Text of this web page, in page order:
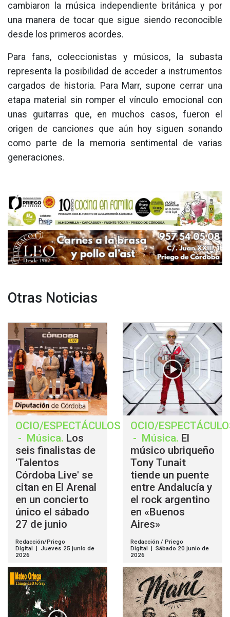
cambiaron la música independiente británica y por
una manera de tocar que sigue siendo reconocible
desde los primeros acordes.
Para fans, coleccionistas y músicos, la subasta
representa la posibilidad de acceder a instrumentos
cargados de historia. Para Marr, supone cerrar una
etapa material sin romper el vínculo emocional con
unas guitarras que, en muchos casos, fueron el
origen de canciones que aún hoy siguen sonando
como parte de la memoria sentimental de varias
generaciones.
Otras Noticias
OCIO/ESPECTÁCULOS
- Música. Los
seis finalistas de
'Talentos
Córdoba Live' se
citan en El Arenal
en un concierto
único el sábado
27 de junio
Redacción/Priego
Digital | Jueves 25 junio de
2026
OCIO/
- Música. El
músico ubriqueño
Tony Tunait
tiende un puente
entre Andalucía y
el rock argentino
en «Buenos
Aires»
Redacción / Priego
Digital | Sábado 20 junio de
2026